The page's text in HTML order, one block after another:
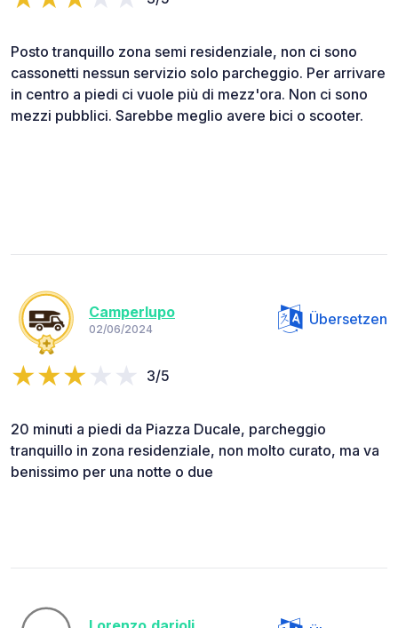
Posto tranquillo zona semi residenziale, non ci sono
cassonetti nessun servizio solo parcheggio. Per arrivare
in centro a piedi ci vuole più di mezz'ora. Non ci sono
mezzi pubblici. Sarebbe meglio avere bici o scooter.
Camperlupo
02/06/2024
Übersetzen
3/5
20 minuti a piedi da Piazza Ducale, parcheggio
tranquillo in zona residenziale, non molto curato, ma va
benissimo per una notte o due